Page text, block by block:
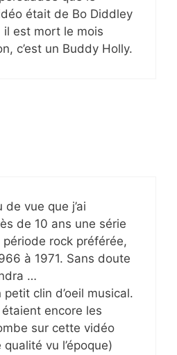
était de Bo Diddley
il est mort le mois
c’est un Buddy Holly.
de vue que j’ai
de 10 ans une série
période rock préférée,
à 1971. Sans doute
…
clin d’oeil musical.
encore les
sur cette vidéo
vu l’époque)